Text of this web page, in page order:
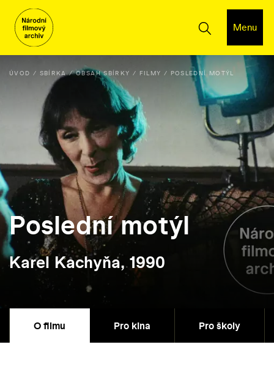
Menu
ÚVOD SBÍRKA OBSAH SBÍRKY FILMY POSLEDNÍ MOTÝL
Poslední motýl
Karel Kachyňa, 1990
O filmu Pro kina Pro školy